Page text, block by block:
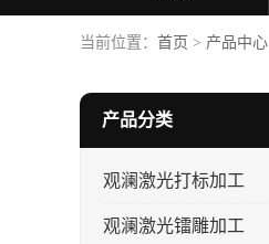
当前位置： 首页 > 产品中心
产品分类
观澜激光打标加工
观澜激光镭雕加工